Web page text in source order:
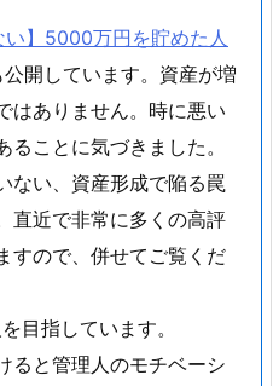
い】5000万円を貯めた人
公開しています。資産が増
はありません。時に悪い
ことに気づきました。
ない、資産形成で陥る罠
直近で非常に多くの高評
すので、併せてご覧くだ
目指しています。
ると管理人のモチベーシ